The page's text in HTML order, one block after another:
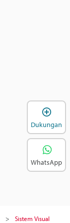
Sistem Visual
Dukungan
WhatsApp